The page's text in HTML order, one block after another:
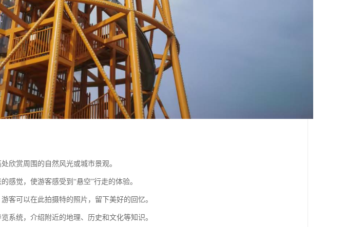
欣赏周围的自然风光或城市景观。
感觉，使游客感受到“悬空”行走的体验。
客可以在此拍摄特的照片，留下美好的回忆。
系统，介绍附近的地理、历史和文化等知识。